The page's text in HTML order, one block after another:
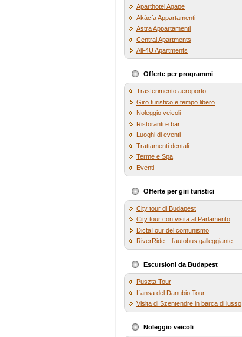
Aparthotel Agape
Akácfa Appartamenti
Astra Appartamenti
Central Apartments
All-4U Apartments
Offerte per programmi
Trasferimento aeroporto
Giro turistico e tempo libero
Noleggio veicoli
Ristoranti e bar
Luoghi di eventi
Trattamenti dentali
Terme e Spa
Eventi
Offerte per giri turistici
City tour di Budapest
City tour con visita al Parlamento
DictaTour del comunismo
RiverRide – l’autobus galleggiante
Escursioni da Budapest
Puszta Tour
L’ansa del Danubio Tour
Visita di Szentendre in barca di lusso
Noleggio veicoli